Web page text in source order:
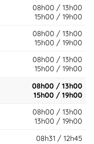
08h00 / 13h00
15h00 / 19h00
08h00 / 13h00
15h00 / 19h00
08h00 / 13h00
15h00 / 19h00
08h00 / 13h00
15h00 / 19h00
08h00 / 13h00
13h00 / 19h00
08h31 / 12h45